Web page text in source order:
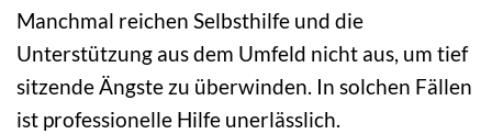
Manchmal reichen Selbsthilfe und die
Unterstützung aus dem Umfeld nicht aus, um tief
sitzende Ängste zu überwinden. In solchen Fällen
ist professionelle Hilfe unerlässlich.